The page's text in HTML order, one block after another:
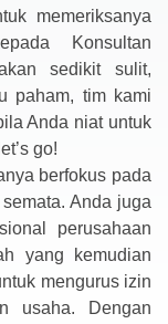
memeriksanya
Konsultan
sedikit sulit,
paham, tim kami
Anda niat untuk
go!
berfokus pada
Anda juga
perusahaan
yang kemudian
mengurus izin
usaha. Dengan